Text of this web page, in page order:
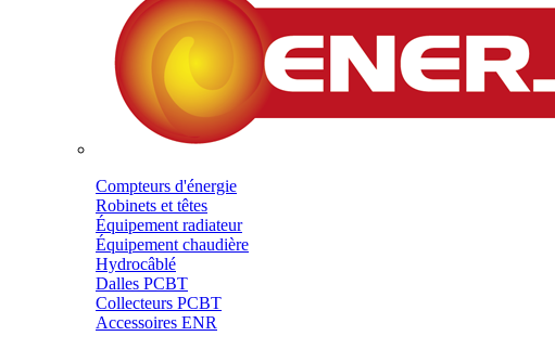
Compteurs d'énergie
Robinets et têtes
Équipement radiateur
Équipement chaudière
Hydrocâblé
Dalles PCBT
Collecteurs PCBT
Accessoires ENR